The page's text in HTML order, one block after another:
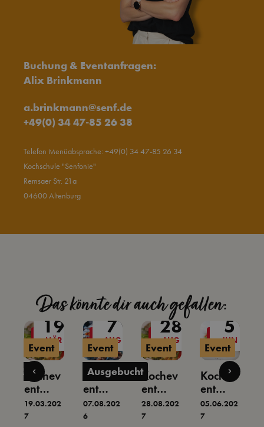
Buchung & Eventanfragen:
Alix Brinkmann
a.brinkmann@senf.de
+49(0) 34 47-85 26 38
Telefon Menüabsprache: +49(0) 34 47-85 26 34
Kochschule "Senfonie"
Remsaer Str. 21a
04600 Altenburg
Das könnte dir auch gefallen:
Event
19
MÄR
Kochev
ent
Bella
Italia
19.03.202
7
Event
Ausgebucht
7
AUG
Kochev
ent
Antipas
ti,
07.08.202
6
Event
28
AUG
Kochev
ent
Bella
Italia
28.08.202
7
Event
5
JUN
Kochev
ent
Kochev
ent
05.06.202
7